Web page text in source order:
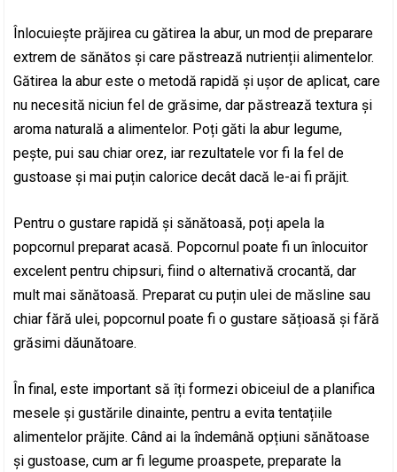
Înlocuiește prăjirea cu gătirea la abur, un mod de preparare
extrem de sănătos și care păstrează nutrienții alimentelor.
Gătirea la abur este o metodă rapidă și ușor de aplicat, care
nu necesită niciun fel de grăsime, dar păstrează textura și
aroma naturală a alimentelor. Poți găti la abur legume,
pește, pui sau chiar orez, iar rezultatele vor fi la fel de
gustoase și mai puțin calorice decât dacă le-ai fi prăjit.
Pentru o gustare rapidă și sănătoasă, poți apela la
popcornul preparat acasă. Popcornul poate fi un înlocuitor
excelent pentru chipsuri, fiind o alternativă crocantă, dar
mult mai sănătoasă. Preparat cu puțin ulei de măsline sau
chiar fără ulei, popcornul poate fi o gustare sățioasă și fără
grăsimi dăunătoare.
În final, este important să îți formezi obiceiul de a planifica
mesele și gustările dinainte, pentru a evita tentațiile
alimentelor prăjite. Când ai la îndemână opțiuni sănătoase
și gustoase, cum ar fi legume proaspete, preparate la